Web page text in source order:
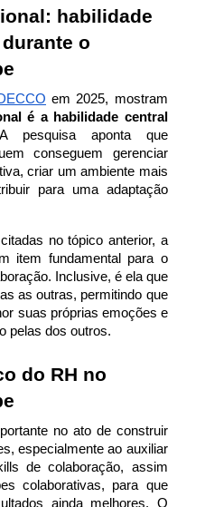
habilidade
o
em 2025, mostram
é a habilidade central
pesquisa aponta que
conseguem gerenciar
criar um ambiente mais
para uma adaptação
no tópico anterior, a
item fundamental para o
Inclusive, é ela que
as outras, permitindo que
suas próprias emoções e
pelas dos outros.
do RH no
no ato de construir
especialmente ao auxiliar
de colaboração, assim
colaborativas, para que
ainda melhores. O